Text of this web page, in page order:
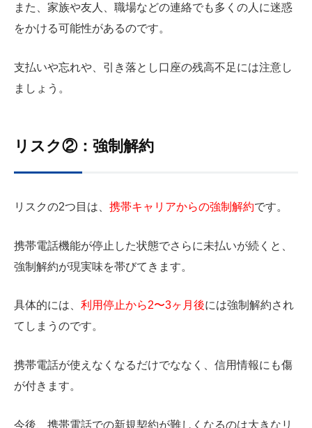
また、家族や友人、職場などの連絡でも多くの人に迷惑
をかける可能性があるのです。
支払いや忘れや、引き落とし口座の残高不足には注意し
ましょう。
リスク②：強制解約
リスクの2つ目は、 携帯キャリアからの強制解約です。
携帯電話機能が停止した状態でさらに未払いが続くと、
強制解約が現実味を帯びてきます。
具体的には、 利用停止から2〜3ヶ月後には強制解約され
てしまうのです。
携帯電話が使えなくなるだけでななく、信用情報にも傷
が付きます。
今後、携帯電話での新規契約が難しくなるのは大きなリ